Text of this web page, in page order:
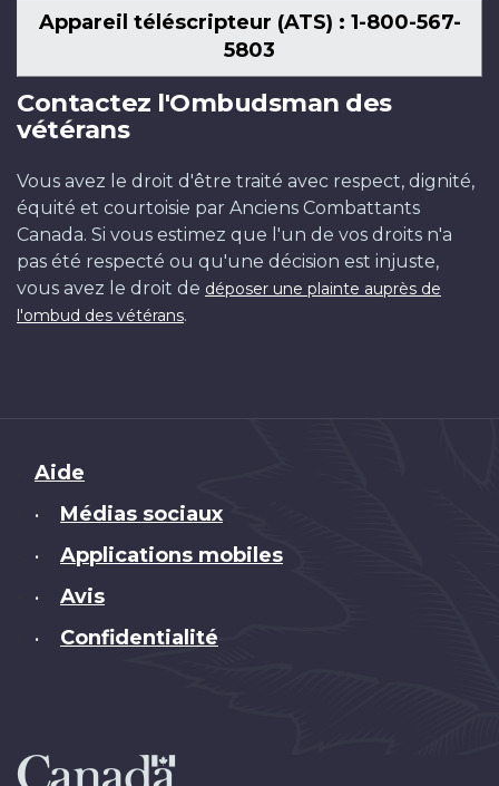
Appareil téléscripteur (ATS) : 1-800-567-
5803
Contactez l'Ombudsman des
vétérans
Vous avez le droit d'être traité avec respect, dignité,
équité et courtoisie par Anciens Combattants
Canada. Si vous estimez que l'un de vos droits n'a
pas été respecté ou qu'une décision est injuste,
vous avez le droit de déposer une plainte auprès de
l'ombud des vétérans.
Brand
Aide
• Médias sociaux
• Applications mobiles
• Avis
• Confidentialité